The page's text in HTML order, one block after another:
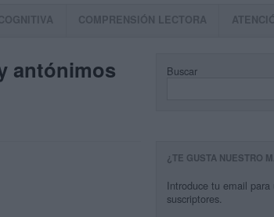
COMPRENSIÓN LECTORA
antónimos
Buscar
¿TE GUSTA NUESTRO
Introduce tu email
suscriptores.